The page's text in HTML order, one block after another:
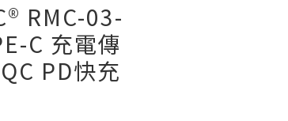
RMC-03-
C 充電傳
PD快充